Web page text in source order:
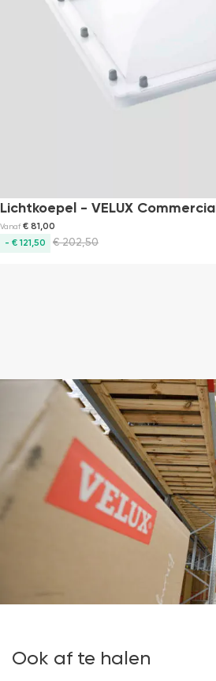
Lichtkoepel - VELUX Commercial
Vanaf € 81,00
- € 121,50
€202,50
Ook af te halen